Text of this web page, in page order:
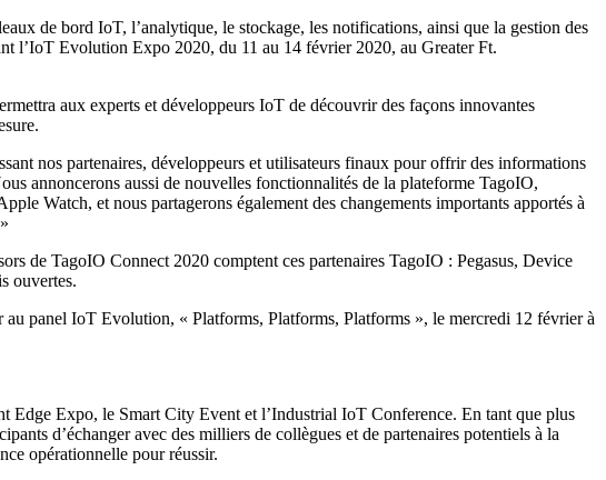
de bord IoT, l’analytique, le stockage, les notifications, ainsi que la gestion des
l’IoT Evolution Expo 2020, du 11 au 14 février 2020, au Greater Ft.
aux experts et développeurs IoT de découvrir des façons innovantes
nos partenaires, développeurs et utilisateurs finaux pour offrir des informations
annoncerons aussi de nouvelles fonctionnalités de la plateforme TagoIO,
Watch, et nous partagerons également des changements importants apportés à
de TagoIO Connect 2020 comptent ces partenaires TagoIO : Pegasus, Device
ouvertes.
panel IoT Evolution, « Platforms, Platforms, Platforms », le mercredi 12 février à
Edge Expo, le Smart City Event et l’Industrial IoT Conference. En tant que plus
d’échanger avec des milliers de collègues et de partenaires potentiels à la
opérationnelle pour réussir.